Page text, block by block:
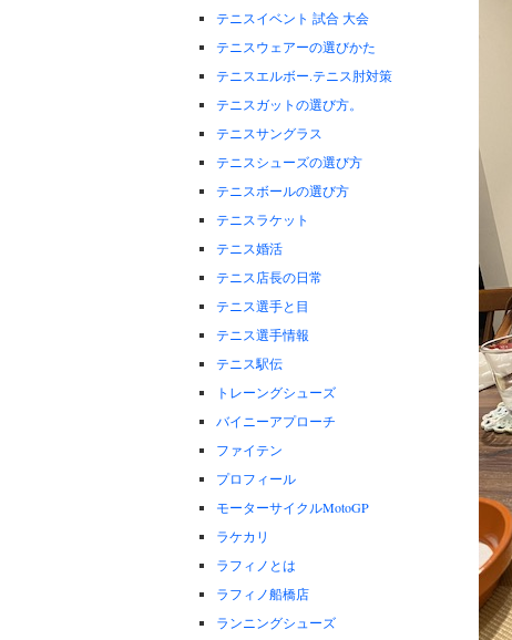
テニスイベント 試合 大会
テニスウェアーの選びかた
テニスエルボー.テニス肘対策
テニスガットの選び方。
テニスサングラス
テニスシューズの選び方
テニスボールの選び方
テニスラケット
テニス婚活
テニス店長の日常
テニス選手と目
テニス選手情報
テニス駅伝
トレーングシューズ
バイニーアプローチ
ファイテン
プロフィール
モーターサイクルMotoGP
ラケカリ
ラフィノとは
ラフィノ船橋店
ランニングシューズ